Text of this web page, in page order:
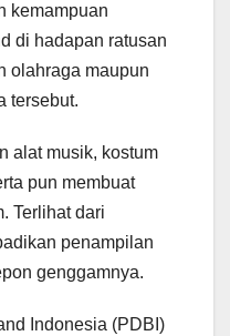
kemampuan
di hadapan ratusan
olahraga maupun
tersebut.
alat musik, kostum
pun membuat
Terlihat dari
penampilan
genggamnya.
Indonesia (PDBI)